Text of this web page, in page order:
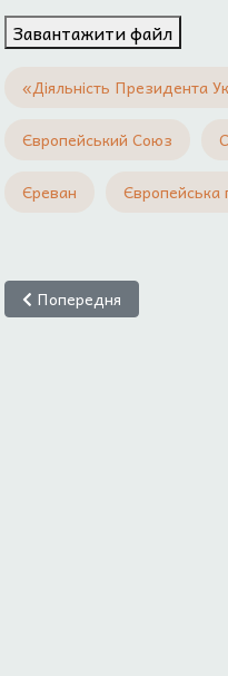
Завантажити файл
«Діяльність Президента
Європейський Союз
Єреван Європейська
Попередня стаття: Мищак
Попередня